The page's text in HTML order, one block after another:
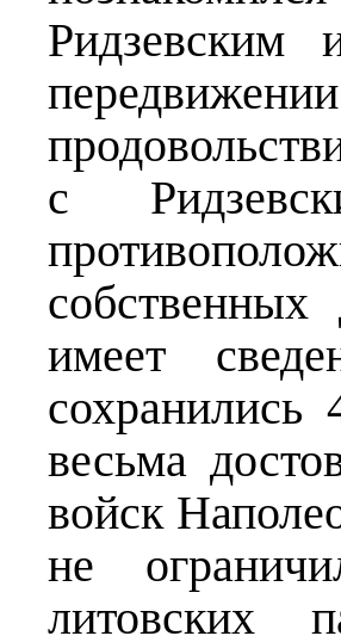
с
имеет
сохранились
весьма
войск
не
литовских